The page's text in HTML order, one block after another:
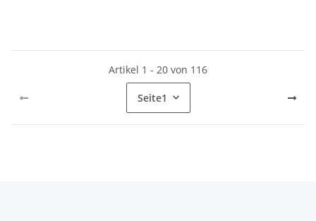
Artikel 1 - 20 von 116
Seite1